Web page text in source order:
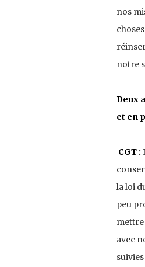
nos
notre
Deux
et en
CGT :
la loi
peu
mettre
avec